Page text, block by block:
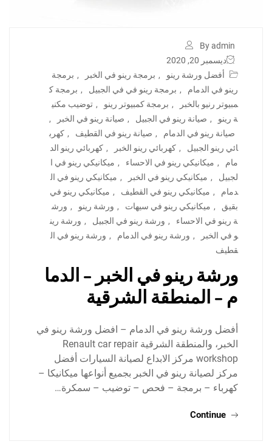
By admin
ديسمبر 20, 2020
أفضل ورشة رينو
, برمجة رينو في الخبر , برمجة
رينو في الدمام
, برمجة رينو في في الجبيل , برمجة ك
مبيوتر رنيو بالخبر
, برمجة كمبيوتر رينو , توضيب مكني
ة رينو
, صيانة رينو في الجبيل , صيانة رينو في الخبر
,
صيانة رينو في الدمام
, صيانة رينو في القطيف , كهرب
ائي رينو الجبيل
, كهربائي رينو الخبر , كهربائي رينو الد
مام
, ميكانيكي رينو في الاحساء , ميكانيكي رينو في ا
لجبيل
, ميكانيكي رينو في الخبر , ميكانيكي رينو في ال
دمام
, ميكانيكي رينو في القطيف , ميكانيكي رينو في
بقيق
, ميكانيكي رينو في سيهات , ورشة رينو , ورش
ة رينو في الاحساء
, ورشة رينو في الجبيل , ورشة رين
و في الخبر
, ورشة رينو في الدمام , ورشة رينو في ال
قطيف
ورشة رينو في الخبر – الدما
م – المنطقة الشرقية
أفضل ورشة رينو في الدمام – افضل ورشة رينو في
الخبر، والمنطقة الشرقية Renault car repair
workshop مركز الابداع لصيانة السيارات أفضل
مركز لصيانة رينو في الخبر بجميع أنواعها ميكانيكا –
كهرباء – برمجة – فحص – توضيب – سمكرة…
Continue